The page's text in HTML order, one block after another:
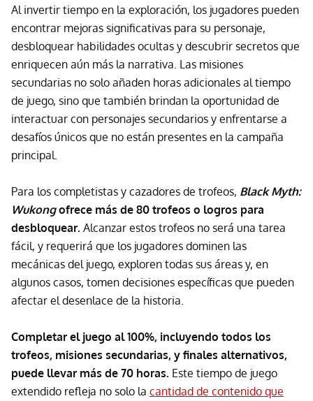
Al invertir tiempo en la exploración, los jugadores pueden
encontrar mejoras significativas para su personaje,
desbloquear habilidades ocultas y descubrir secretos que
enriquecen aún más la narrativa. Las misiones
secundarias no solo añaden horas adicionales al tiempo
de juego, sino que también brindan la oportunidad de
interactuar con personajes secundarios y enfrentarse a
desafíos únicos que no están presentes en la campaña
principal.
Para los completistas y cazadores de trofeos, Black Myth:
Wukongofrece más de 80 trofeos o logros para
desbloquear. Alcanzar estos trofeos no será una tarea
fácil, y requerirá que los jugadores dominen las
mecánicas del juego, exploren todas sus áreas y, en
algunos casos, tomen decisiones específicas que pueden
afectar el desenlace de la historia.
Completar el juego al 100%, incluyendo todos los
trofeos, misiones secundarias, y finales alternativos,
puede llevar más de 70 horas. Este tiempo de juego
extendido refleja no solo la cantidad de contenido que